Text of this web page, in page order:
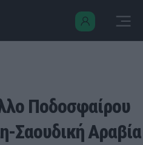
Ποδοσφαίρου
Σαουδική Αραβία